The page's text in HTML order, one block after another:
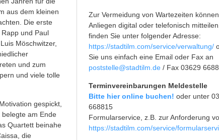
aus dem kleinen
Die erste
und Paul
Möschwitzer,
und zum
und viele tolle
gespickt,
am Ende
Quartett beinahe
die
Zur Vermeidung von Wartezeiten
Anliegen digital oder telefonisch
finden Sie unter folgender Adresse:
https://stadtilm.com/service/verwaltung/
Sie uns einfach eine Email oder Fax an
poststelle@stadtilm.de / Fax 03629
Terminvereinbarungen Meldestelle
Bitte hier online buchen! oder unter
668815
Formularservice, z.B. zur Anforderung
https://stadtilm.com/service/